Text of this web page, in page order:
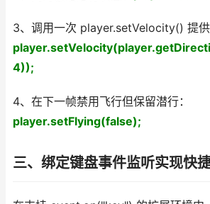
3、调用一次 player.setVelocity() 提供
4));
4、在下一帧禁用飞行但保留潜行：
player.setFlying(false);
三、绑定键盘事件监听实现快